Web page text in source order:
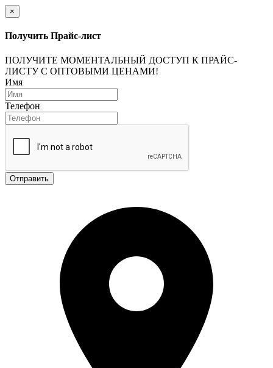
×
Получить Прайс-лист
ПОЛУЧИТЕ МОМЕНТАЛЬНЫЙ ДОСТУП К ПРАЙС-
ЛИСТУ С ОПТОВЫМИ ЦЕНАМИ!
Имя
Телефон
Отправить